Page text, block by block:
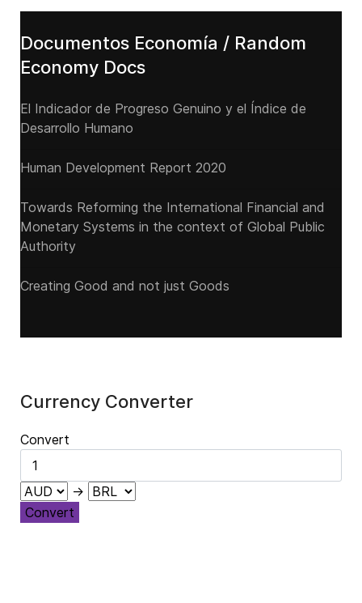
Documentos Economía / Random
Economy Docs
El Indicador de Progreso Genuino y el Índice de
Desarrollo Humano
Human Development Report 2020
Towards Reforming the International Financial and
Monetary Systems in the context of Global Public
Authority
Creating Good and not just Goods
Currency Converter
Convert
→
Convert